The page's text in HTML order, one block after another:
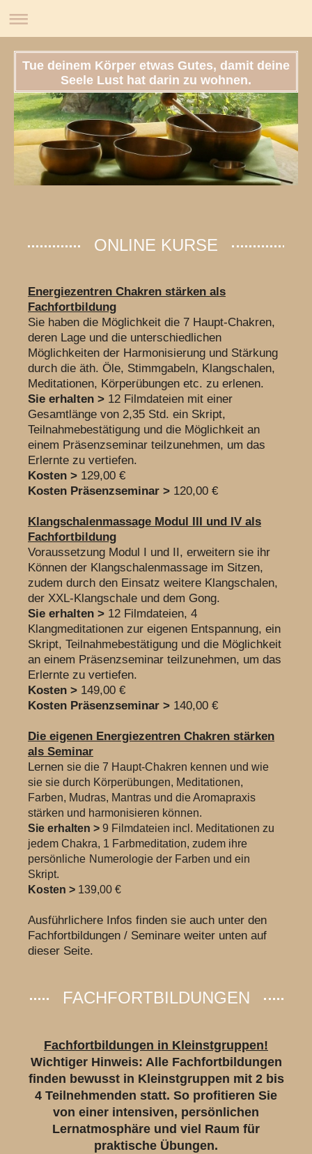
Tue deinem Körper etwas Gutes, damit deine
Seele Lust hat darin zu wohnen.
ONLINE KURSE
Energiezentren Chakren stärken als
Fachfortbildung
Sie haben die Möglichkeit die 7 Haupt-Chakren,
deren Lage und die unterschiedlichen
Möglichkeiten der Harmonisierung und Stärkung
durch die äth. Öle, Stimmgabeln, Klangschalen,
Meditationen, Körperübungen etc. zu erlenen.
Sie erhalten > 12 Filmdateien mit einer
Gesamtlänge von 2,35 Std. ein Skript,
Teilnahmebestätigung und die Möglichkeit an
einem Präsenzseminar teilzunehmen, um das
Erlernte zu vertiefen.
Kosten > 129,00 €
Kosten Präsenzseminar > 120,00 €
Klangschalenmassage Modul III und IV als
Fachfortbildung
Voraussetzung Modul I und II, erweitern sie ihr
Können der Klangschalenmassage im Sitzen,
zudem durch den Einsatz weitere Klangschalen,
der XXL-Klangschale und dem Gong.
Sie erhalten > 12 Filmdateien, 4
Klangmeditationen zur eigenen Entspannung, ein
Skript, Teilnahmebestätigung und die Möglichkeit
an einem Präsenzseminar teilzunehmen, um das
Erlernte zu vertiefen.
Kosten > 149,00 €
Kosten Präsenzseminar > 140,00 €
Die eigenen Energiezentren Chakren stärken
als Seminar
Lernensie die 7 Haupt-Chakren kennen und wie
sie sie durch Körperübungen, Meditationen,
Farben, Mudras, Mantras und die Aromapraxis
stärken und harmonisieren können.
Sie erhalten > 9 Filmdateien incl. Meditationen zu
jedem Chakra, 1 Farbmeditation, zudem ihre
persönliche Numerologie der Farben und ein
Skript.
Kosten > 139,00 €
Ausführlichere Infos finden sie auch unter den
Fachfortbildungen / Seminare weiter unten auf
dieser Seite.
FACHFORTBILDUNGEN
Fachfortbildungen in Kleinstgruppen!
Wichtiger Hinweis: Alle Fachfortbildungen
finden bewusst in Kleinstgruppen mit 2 bis
4 Teilnehmenden statt. So profitieren Sie
von einer intensiven, persönlichen
Lernatmosphäre und viel Raum für
praktische Übungen.